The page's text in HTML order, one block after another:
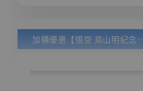
加購優惠【悟空 鳥山